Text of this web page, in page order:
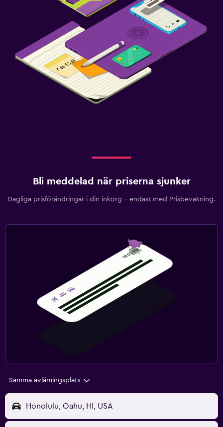
Bli meddelad när priserna sjunker
Dagliga prisförändringar i din inkorg – endast med Prisbevakning.
Samma avlämingsplats
Honolulu, Oahu, HI, USA